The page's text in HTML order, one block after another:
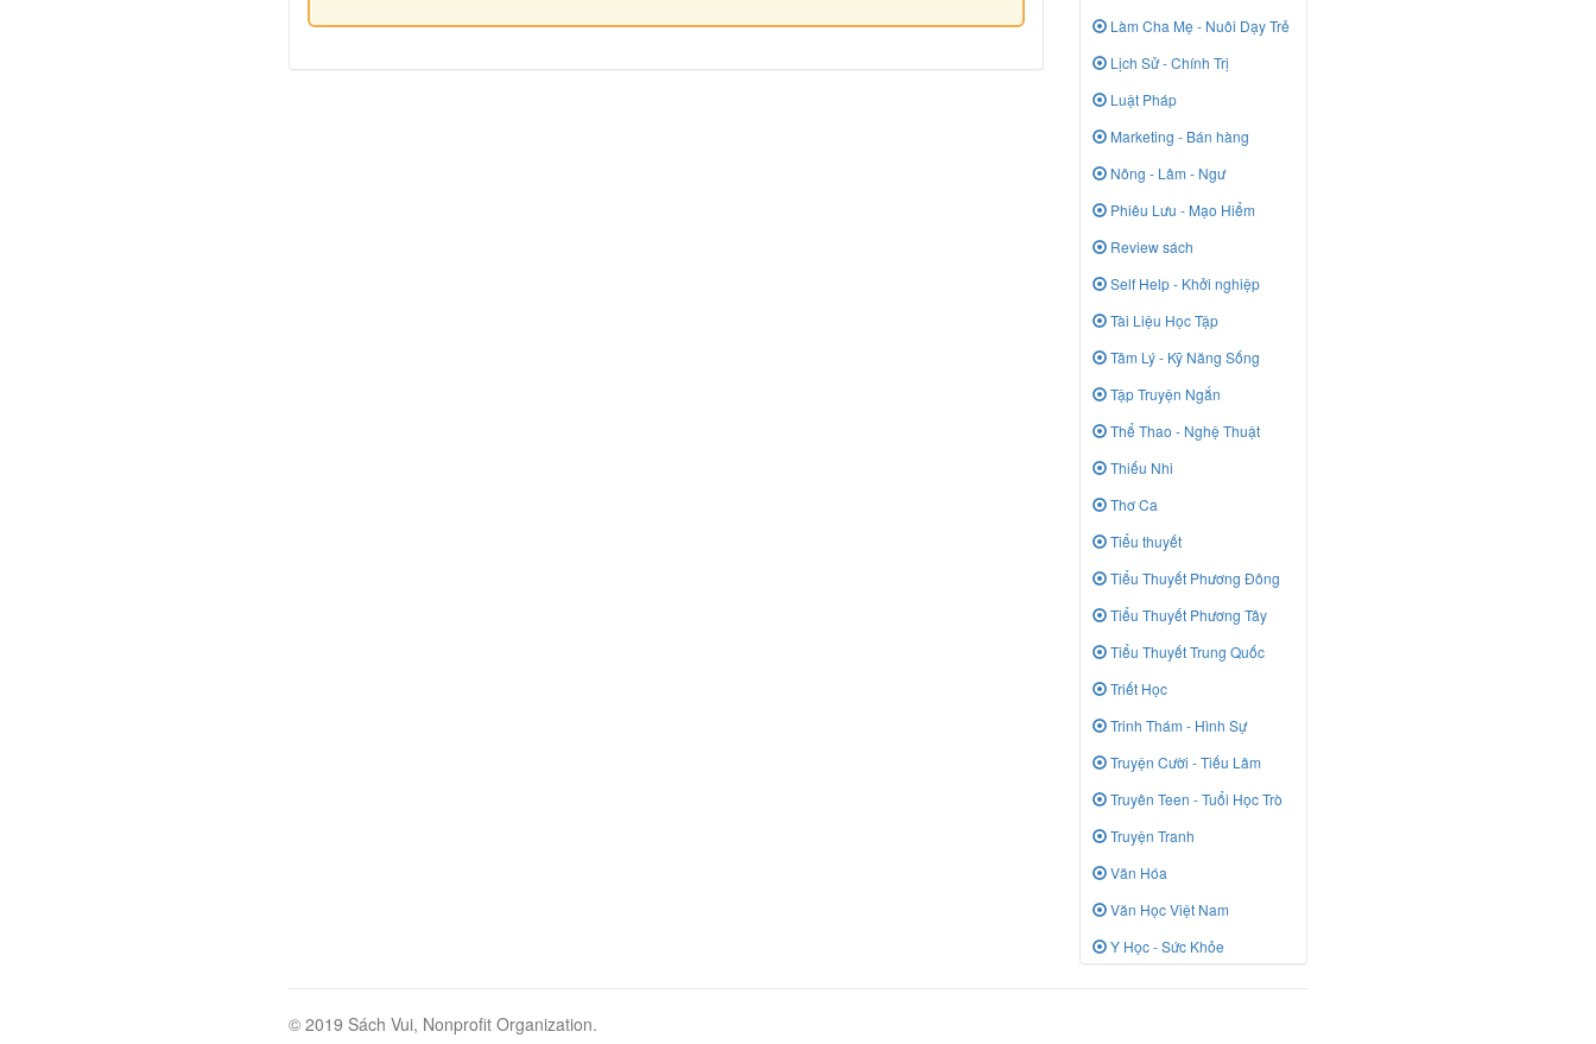
Làm Cha Mẹ - Nuôi Dạy Trẻ
Lịch Sử - Chính Trị
Luật Pháp
Marketing - Bán hàng
Nông - Lâm - Ngư
Phiêu Lưu - Mạo Hiểm
Review sách
Self Help - Khởi nghiệp
Tài Liệu Học Tập
Tâm Lý - Kỹ Năng Sống
Tập Truyện Ngắn
Thể Thao - Nghệ Thuật
Thiếu Nhi
Thơ Ca
Tiểu thuyết
Tiểu Thuyết Phương Đông
Tiểu Thuyết Phương Tây
Tiểu Thuyết Trung Quốc
Triết Học
Trinh Thám - Hình Sự
Truyện Cười - Tiếu Lâm
Truyên Teen - Tuổi Học Trò
Truyện Tranh
Văn Hóa
Văn Học Việt Nam
Y Học - Sức Khỏe
© 2019 Sách Vui, Nonprofit Organization.